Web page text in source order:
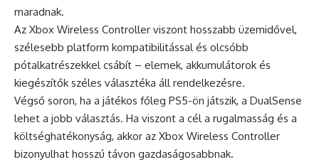
maradnak.
Az Xbox Wireless Controller viszont hosszabb üzemidővel,
szélesebb platform kompatibilitással és olcsóbb
pótalkatrészekkel csábít – elemek, akkumulátorok és
kiegészítők széles választéka áll rendelkezésre.
Végső soron, ha a játékos főleg PS5-ön játszik, a DualSense
lehet a jobb választás. Ha viszont a cél a rugalmasság és a
költséghatékonyság, akkor az Xbox Wireless Controller
bizonyulhat hosszú távon gazdaságosabbnak.